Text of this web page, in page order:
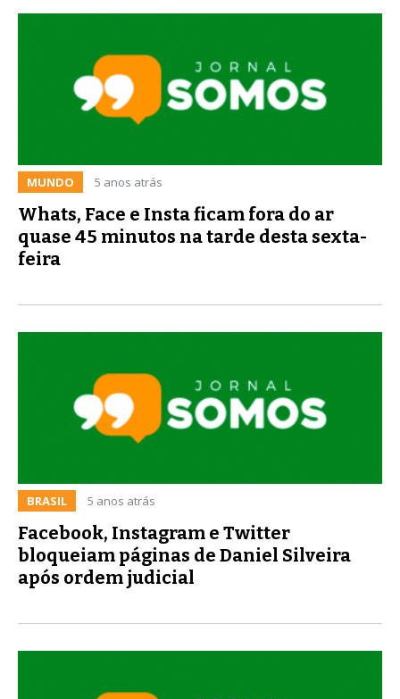
MUNDO 5 anos atrás
Whats, Face e Insta ficam fora do ar
quase 45 minutos na tarde desta sexta-
feira
BRASIL 5 anos atrás
Facebook, Instagram e Twitter
bloqueiam páginas de Daniel Silveira
após ordem judicial